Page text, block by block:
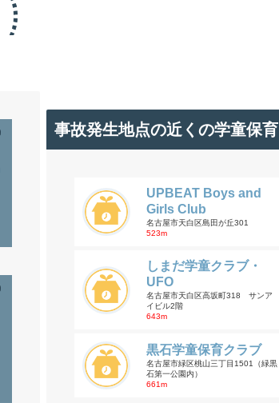
事故発生地点の近くの学童保育
UPBEAT Boys and
Girls Club
名古屋市天白区島田が丘301
523m
しまだ学童クラブ・
UFO
名古屋市天白区高坂町318 サンア
イビル2階
643m
黒石学童保育クラブ
名古屋市緑区桃山三丁目1501（緑黒
石第一公園内）
661m